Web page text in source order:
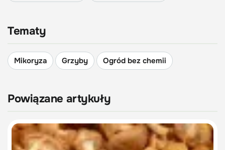
Tematy
Mikoryza Grzyby Ogród bez chemii
Powiązane artykuły